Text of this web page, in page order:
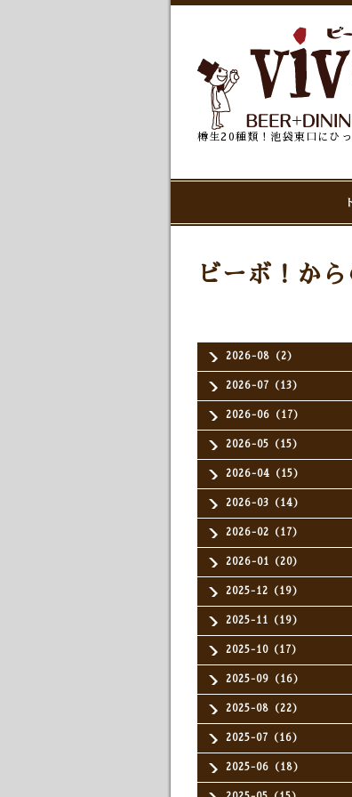
樽生20種類！池袋東口にひ
2026-08（2）
2026-07（13）
2026-06（17）
2026-05（15）
2026-04（15）
2026-03（14）
2026-02（17）
2026-01（20）
2025-12（19）
2025-11（19）
2025-10（17）
2025-09（16）
2025-08（22）
2025-07（16）
2025-06（18）
ビーボ！から